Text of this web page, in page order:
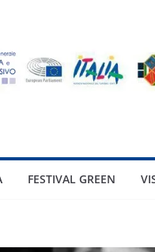
FESTIVAL GREEN